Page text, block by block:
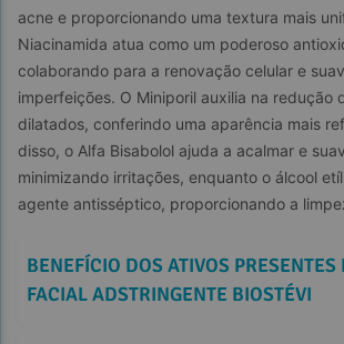
acne e proporcionando uma textura mais
Niacinamida atua como um poderoso
colaborando para a renovação celular e
imperfeições. O Miniporil auxilia na redução
dilatados, conferindo uma aparência mais
disso, o Alfa Bisabolol ajuda a acalmar e
minimizando irritações, enquanto o álcool
agente antisséptico, proporcionando a
BENEFÍCIO DOS ATIVOS PRESENTES
FACIAL ADSTRINGENTE BIOSTÉVI